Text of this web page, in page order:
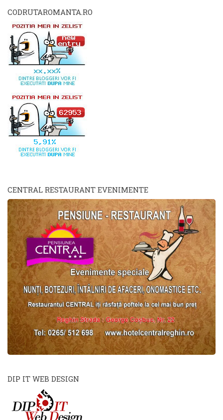
CODRUTAROMANTA.RO
CENTRAL RESTAURANT EVENIMENTE
DIP IT WEB DESIGN